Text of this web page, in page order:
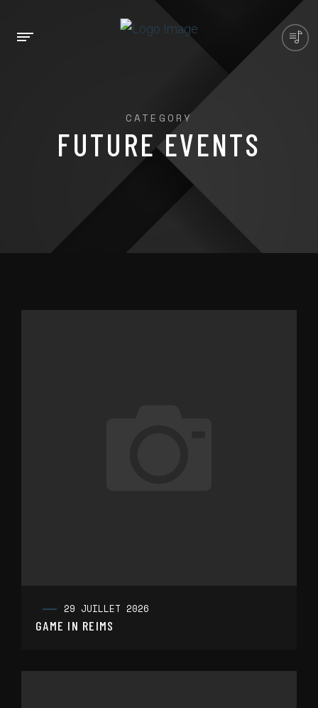
CATEGORY
FUTURE EVENTS
29 JUILLET 2026
GAME IN REIMS